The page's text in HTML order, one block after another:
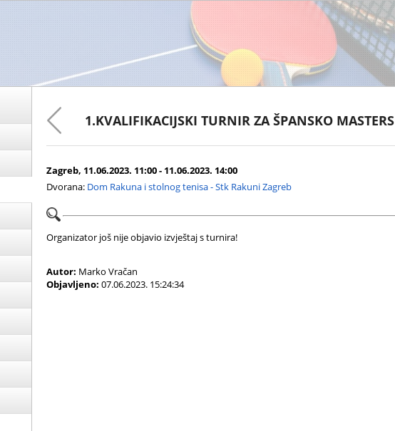
1.KVALIFIKACIJSKI TURNIR ZA ŠPANSKO MASTERS
Zagreb, 11.06.2023. 11:00 - 11.06.2023. 14:00
Dvorana: Dom Rakuna i stolnog tenisa - Stk Rakuni Zagreb
Organizator još nije objavio izvještaj s turnira!
Autor: Marko Vračan
Objavljeno: 07.06.2023. 15:24:34